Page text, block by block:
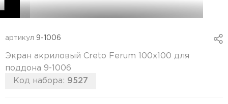
артикул 9-1006
Экран акриловый Creto Ferum 100х100 для
поддона 9-1006
Код набора: 9527